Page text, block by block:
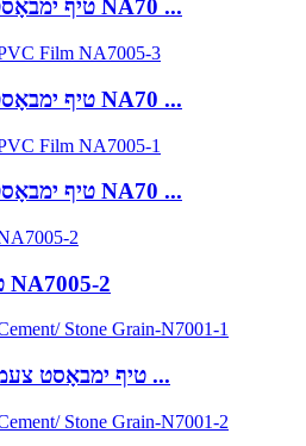
טיף ימבאָסט פּווק פילם NA70 ...
טיף ימבאָסט פּווק פילם NA70 ...
טיף ימבאָסט פּווק פילם NA70 ...
טיף ימבאָסט NA7005-2
טיף ימבאָסט צעמענט / שטיין ...